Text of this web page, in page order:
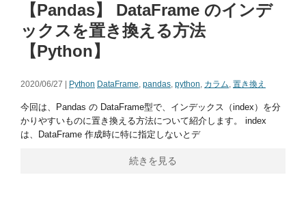
【Pandas】 DataFrame のインデ
ックスを置き換える方法
【Python】
2020/06/27 | Python DataFrame, pandas, python, カラム, 置き換え
今回は、Pandas の DataFrame型で、インデックス（index）を分
かりやすいものに置き換える方法について紹介します。 index
は、DataFrame 作成時に特に指定しないとデ
続きを見る